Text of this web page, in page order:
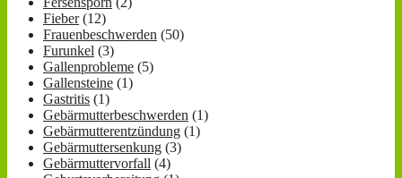
Fieber(12)
Frauenbeschwerden (50)
Furunkel (3)
Gallenprobleme (5)
Gallensteine (1)
Gastritis (1)
Gebärmutterbeschwerden (1)
Gebärmutterentzündung (1)
Gebärmuttersenkung (3)
Gebärmuttervorfall (4)